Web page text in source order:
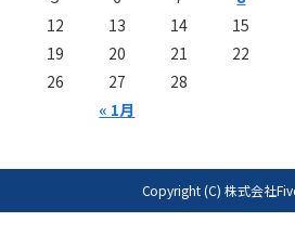
« 1月
12
13 14 15
19
20 21 22
26
27 28
Copyright (C) 株式会社